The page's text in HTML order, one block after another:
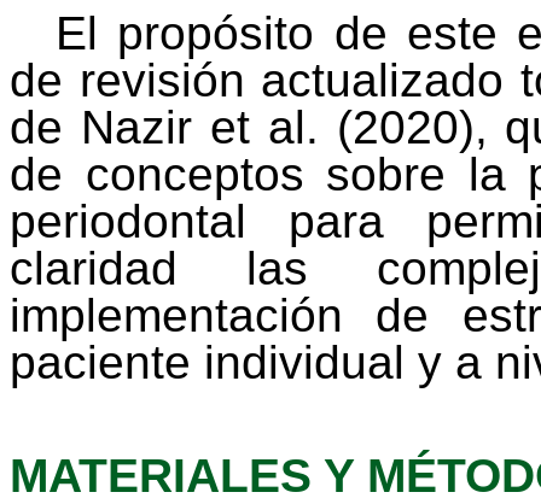
El propósito de este
de revisión actualizado
de Naziret al. (2020),
de conceptos sobre la
periodontal para
claridad las
implementación de
paciente individual y a
MATERIALES Y